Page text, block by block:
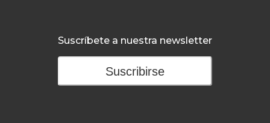
Suscríbete a nuestra newsletter
Suscribirse